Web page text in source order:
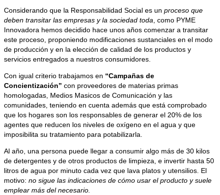
Considerando que la Responsabilidad Social es un proceso que
deben transitar las empresas y la sociedad toda, como PYME
Innovadora hemos decidido hace unos años comenzar a transitar
este proceso, proponiendo modificaciones sustanciales en el modo
de producción y en la elección de calidad de los productos y
servicios entregados a nuestros consumidores.
Con igual criterio trabajamos en “Campañas de
Concientización” con proveedores de materias primas
homologadas, Medios Masicos de Comunicación y las
comunidades, teniendo en cuenta además que está comprobado
que los hogares son los responsables de generar el 20% de los
agentes que reducen los niveles de oxígeno en el agua y que
imposibilita su tratamiento para potabilizarla.
Al año, una persona puede llegar a consumir algo más de 30 kilos
de detergentes y de otros productos de limpieza, e invertir hasta 50
litros de agua por minuto cada vez que lava platos y utensilios. El
motivo: no sigue las indicaciones de cómo usar el producto y suele
emplear más del necesario.